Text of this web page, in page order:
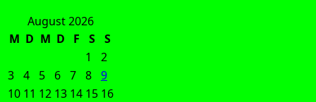
August 2026
M D M D F S
S
1
2
3 4 5 6 7 8 9
10 11 12 13 14 15 16